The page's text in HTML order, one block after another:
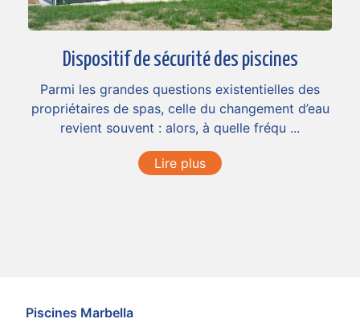
Dispositif de sécurité des piscines
Parmi les grandes questions existentielles des
propriétaires de spas, celle du changement d’eau
revient souvent : alors, à quelle fréqu ...
Lire plus
Piscines Marbella